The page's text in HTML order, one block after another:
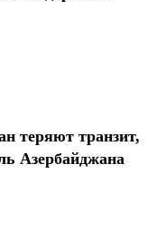
теряют транзит,
Азербайджана